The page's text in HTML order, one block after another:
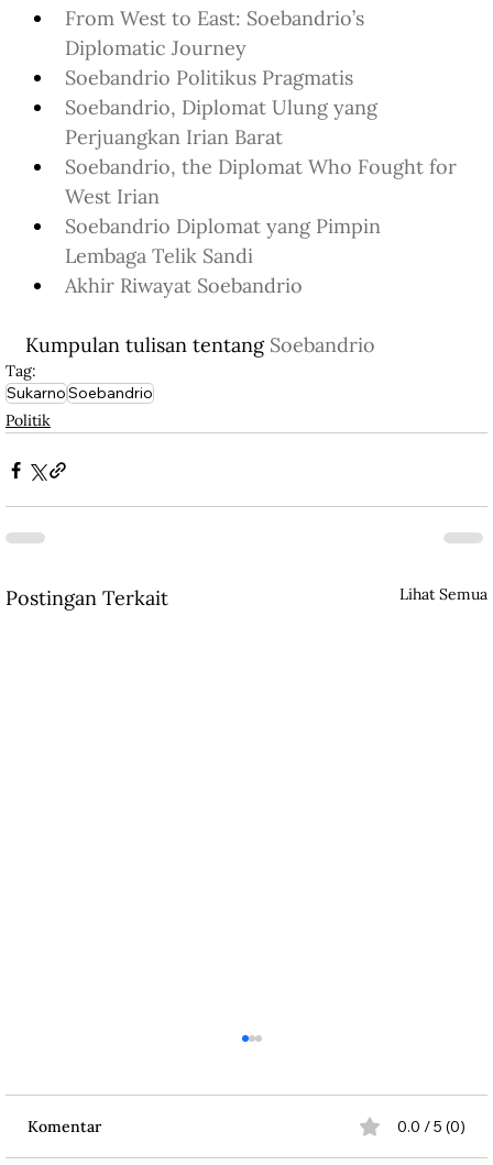
From West to East: Soebandrio’s
Diplomatic Journey
Soebandrio Politikus Pragmatis
Soebandrio, Diplomat Ulung yang
Perjuangkan Irian Barat
Soebandrio, the Diplomat Who Fought for
West Irian
Soebandrio Diplomat yang Pimpin
Lembaga Telik Sandi
Akhir Riwayat Soebandrio
Kumpulan tulisan tentang Soebandrio
Tag:
SukarnoSoebandrio
Politik
Postingan Terkait Lihat Semua
Komentar 0.0 / 5 (0)